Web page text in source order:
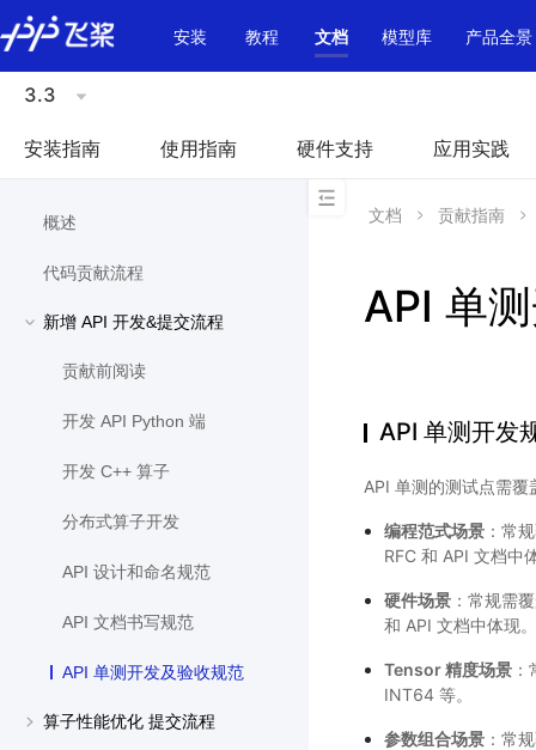
\u200E
安装
教程 文档 模型库 产品全景
3.3
安装指南 使用指南 硬件支持 应用实践
概述
代码贡献流程
新增 API 开发&提交流程
贡献前阅读
开发 API Python 端
开发 C++ 算子
分布式算子开发
API 设计和命名规范
API 文档书写规范
API 单测开发及验收规范
算子性能优化 提交流程
文档 贡献指南
API 单
API 单测开发
API 单测的测试点需覆
编程范式场景：常
RFC 和 API 文档中
硬件场景：常规需
和 API 文档中体现
Tensor 精度场景：
INT64 等。
参数组合场景：常